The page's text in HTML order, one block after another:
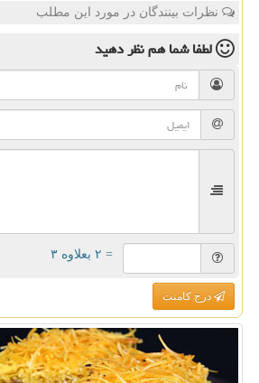
نظرات بینندگان در مورد این مطلب
لطفا شما همنظر دهید
= ۲ بعلاوه ۳
درج کامنت